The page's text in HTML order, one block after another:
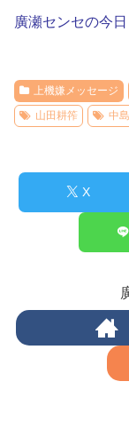
廣瀬センセの今
上機嫌メッセージ
山田耕筰
中
X